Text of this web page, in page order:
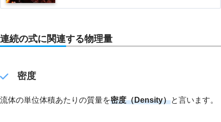
連続の式に関連する物理量
密度
流体の単位体積あたりの質量を密度（Density）と言います。